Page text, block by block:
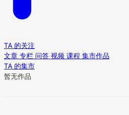
TA 的关注
文章 专栏 问答 视频 课程 集市作品
TA 的集市
暂无作品